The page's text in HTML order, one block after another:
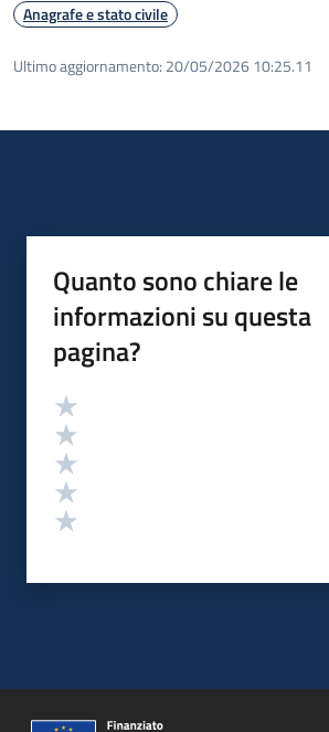
Anagrafe e stato civile
Ultimo aggiornamento: 20/05/2026 10:25.11
Quanto sono chiare le
informazioni su questa
pagina?
Valutazione